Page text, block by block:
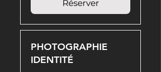
Réserver
PHOTOGRAPHIE
IDENTITÉ